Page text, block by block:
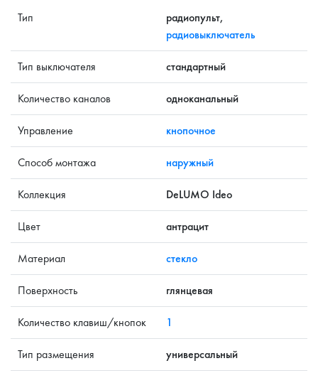
Тип
радиопульт,
радиовыключатель
Тип выключателя стандартный
Количество каналов одноканальный
Управление кнопочное
Способ монтажа наружный
Коллекция DeLUMO Ideo
Цвет антрацит
Материал стекло
Поверхность глянцевая
Количество клавиш/кнопок 1
Тип размещения универсальный